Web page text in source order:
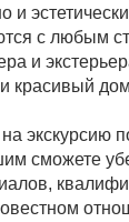
и
с любым
и
красивый
экскурсию
сможете